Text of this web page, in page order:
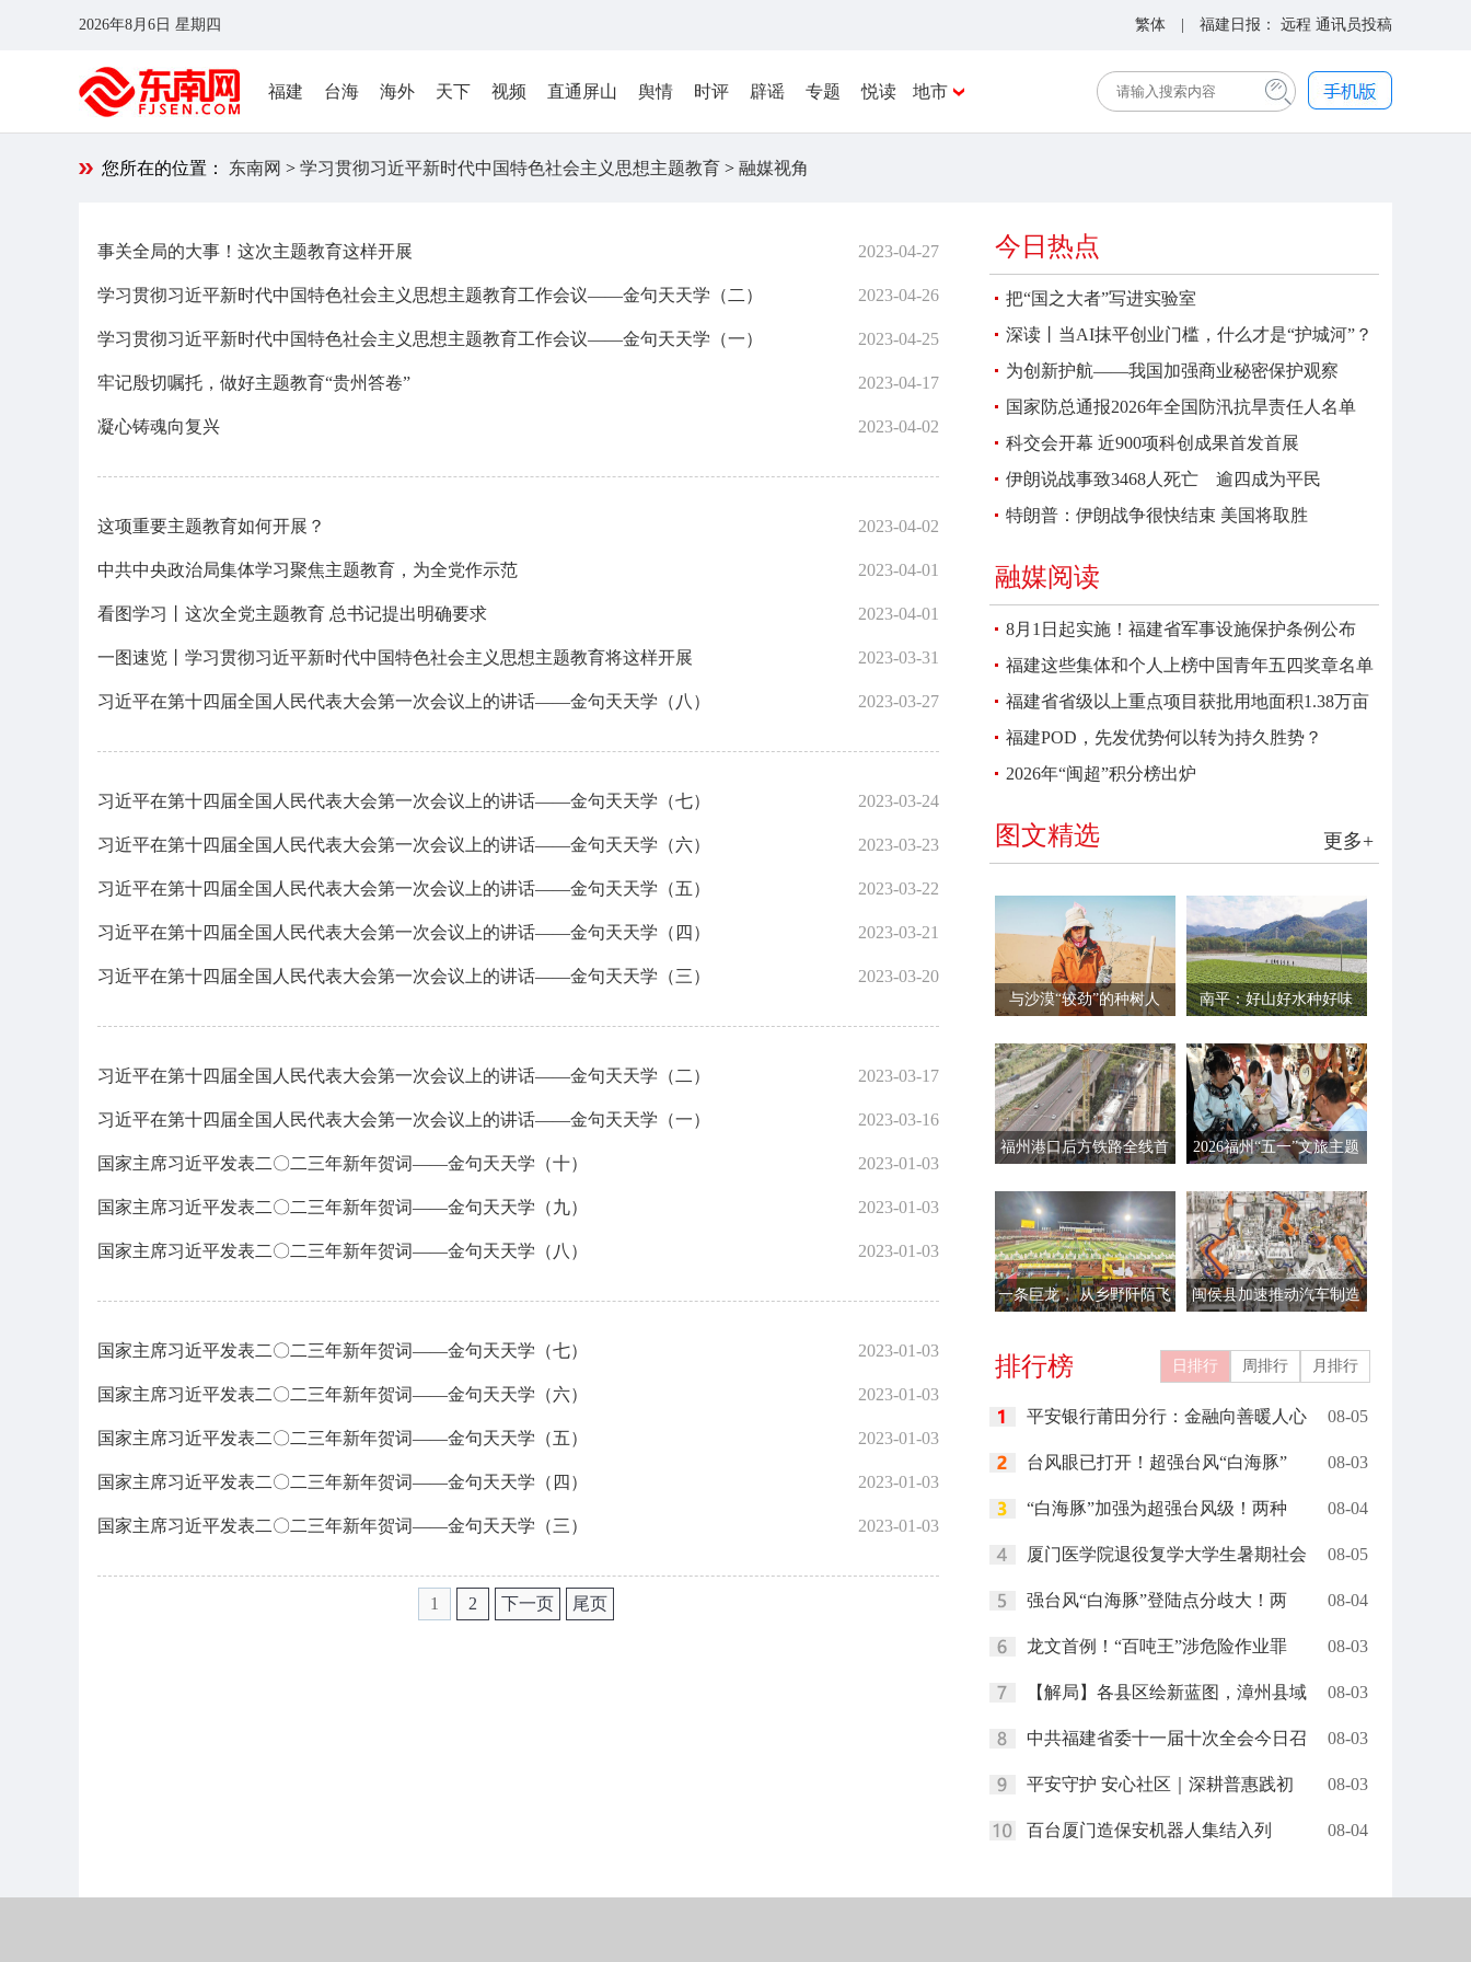
2026年8月6日 星期四 繁体 | 福建日报： 远程 通讯员投稿
福建 台海 海外 天下 视频 直通屏山 舆情 时评 辟谣 专题 悦读 地市
您所在的位置： 东南网 > 学习贯彻习近平新时代中国特色社会主义思想主题教育 > 融媒视角
2023-04-27
事关全局的大事！这次主题教育这样开展
2023-04-26
学习贯彻习近平新时代中国特色社会主义思想主题教育工作会议——金句天天学（二）
2023-04-25
学习贯彻习近平新时代中国特色社会主义思想主题教育工作会议——金句天天学（一）
2023-04-17
牢记殷切嘱托，做好主题教育“贵州答卷”
2023-04-02
凝心铸魂向复兴
2023-04-02
这项重要主题教育如何开展？
2023-04-01
中共中央政治局集体学习聚焦主题教育，为全党作示范
2023-04-01
看图学习丨这次全党主题教育 总书记提出明确要求
2023-03-31
一图速览丨学习贯彻习近平新时代中国特色社会主义思想主题教育将这样开展
2023-03-27
习近平在第十四届全国人民代表大会第一次会议上的讲话——金句天天学（八）
2023-03-24
习近平在第十四届全国人民代表大会第一次会议上的讲话——金句天天学（七）
2023-03-23
习近平在第十四届全国人民代表大会第一次会议上的讲话——金句天天学（六）
2023-03-22
习近平在第十四届全国人民代表大会第一次会议上的讲话——金句天天学（五）
2023-03-21
习近平在第十四届全国人民代表大会第一次会议上的讲话——金句天天学（四）
2023-03-20
习近平在第十四届全国人民代表大会第一次会议上的讲话——金句天天学（三）
2023-03-17
习近平在第十四届全国人民代表大会第一次会议上的讲话——金句天天学（二）
2023-03-16
习近平在第十四届全国人民代表大会第一次会议上的讲话——金句天天学（一）
2023-01-03
国家主席习近平发表二〇二三年新年贺词——金句天天学（十）
2023-01-03
国家主席习近平发表二〇二三年新年贺词——金句天天学（九）
2023-01-03
国家主席习近平发表二〇二三年新年贺词——金句天天学（八）
2023-01-03
国家主席习近平发表二〇二三年新年贺词——金句天天学（七）
2023-01-03
国家主席习近平发表二〇二三年新年贺词——金句天天学（六）
2023-01-03
国家主席习近平发表二〇二三年新年贺词——金句天天学（五）
2023-01-03
国家主席习近平发表二〇二三年新年贺词——金句天天学（四）
2023-01-03
国家主席习近平发表二〇二三年新年贺词——金句天天学（三）
1 2 下一页 尾页
今日热点
把“国之大者”写进实验室
深读丨当AI抹平创业门槛，什么才是“护城河”？
为创新护航——我国加强商业秘密保护观察
国家防总通报2026年全国防汛抗旱责任人名单
科交会开幕 近900项科创成果首发首展
伊朗说战事致3468人死亡 逾四成为平民
特朗普：伊朗战争很快结束 美国将取胜
融媒阅读
8月1日起实施！福建省军事设施保护条例公布
福建这些集体和个人上榜中国青年五四奖章名单
福建省省级以上重点项目获批用地面积1.38万亩
福建POD，先发优势何以转为持久胜势？
2026年“闽超”积分榜出炉
更多+
图文精选
与沙漠“较劲”的种树人 南平：好山好水种好味
福州港口后方铁路全线首
2026福州“五一”文旅主题
一条巨龙， 从乡野阡陌飞
闽侯县加速推动汽车制造
排行榜 日排行 周排行 月排行
平安银行莆田分行：金融向善暖人心 08-05
台风眼已打开！超强台风“白海豚” 08-03
“白海豚”加强为超强台风级！两种 08-04
厦门医学院退役复学大学生暑期社会 08-05
强台风“白海豚”登陆点分歧大！两 08-04
龙文首例！“百吨王”涉危险作业罪 08-03
【解局】各县区绘新蓝图，漳州县域 08-03
中共福建省委十一届十次全会今日召 08-03
平安守护 安心社区｜深耕普惠践初 08-03
百台厦门造保安机器人集结入列 08-04